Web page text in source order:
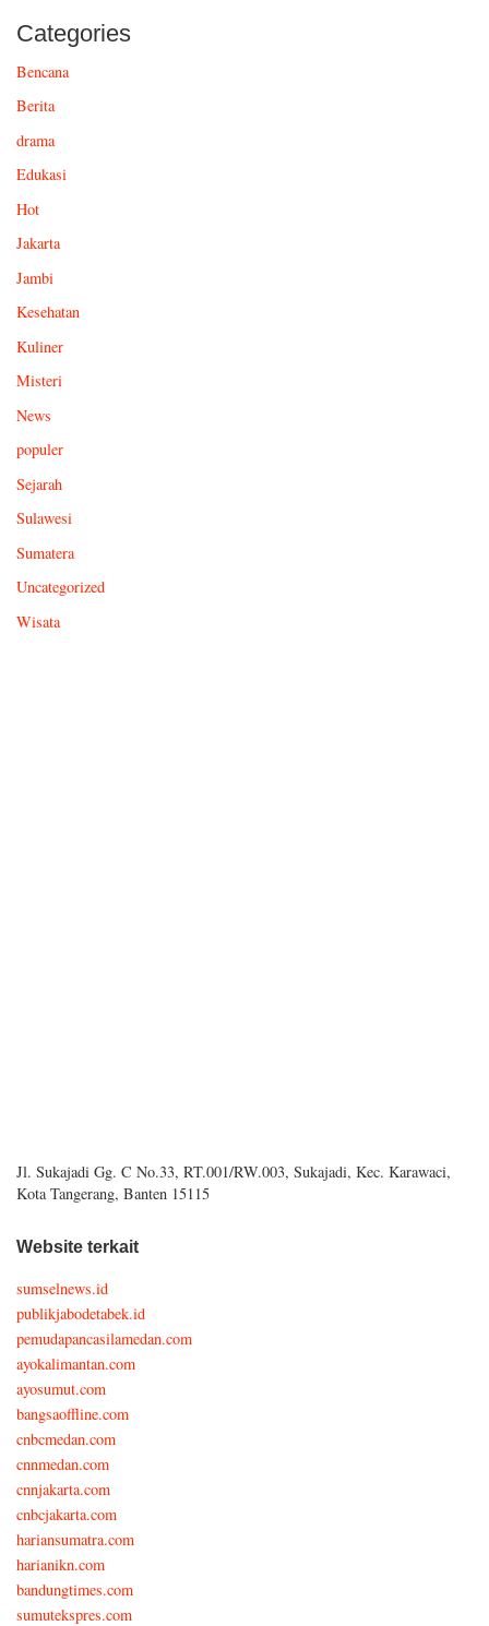
Categories
Bencana
Berita
drama
Edukasi
Hot
Jakarta
Jambi
Kesehatan
Kuliner
Misteri
News
populer
Sejarah
Sulawesi
Sumatera
Uncategorized
Wisata
Jl. Sukajadi Gg. C No.33, RT.001/RW.003, Sukajadi, Kec. Karawaci,
Kota Tangerang, Banten 15115
Website terkait
sumselnews.id
publikjabodetabek.id
pemudapancasilamedan.com
ayokalimantan.com
ayosumut.com
bangsaoffline.com
cnbcmedan.com
cnnmedan.com
cnnjakarta.com
cnbcjakarta.com
hariansumatra.com
harianikn.com
bandungtimes.com
sumutekspres.com